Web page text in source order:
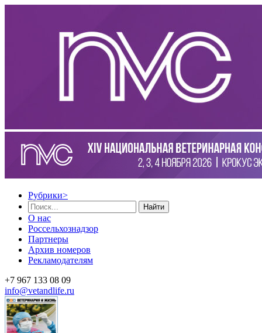
Рубрики>
Найти
О нас
Россельхознадзор
Партнеры
Архив номеров
Рекламодателям
+7 967 133 08 09
info@vetandlife.ru